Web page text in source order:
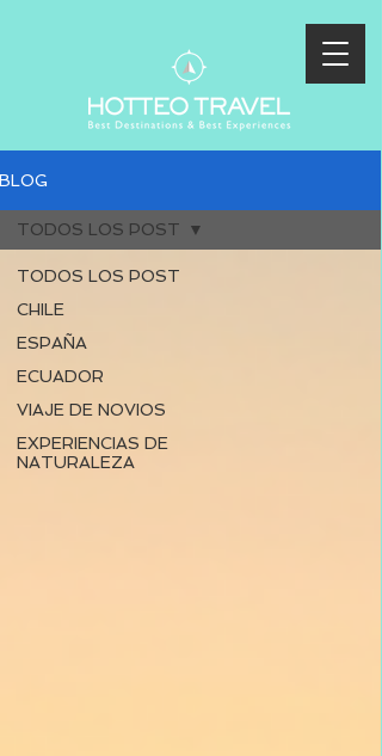
BLOG
TODOS LOS POST
CHILE
ESPAÑA
ECUADOR
VIAJE DE NOVIOS
EXPERIENCIAS DE
NATURALEZA
TODOS LOS POST